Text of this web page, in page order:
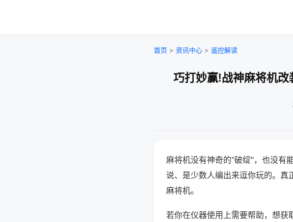
首页 > 资讯中心 > 遥控解读
巧打妙赢!战神麻将机
麻将机没有神奇的"破绽"，也没有
说、是少数人编出来逗你玩的。
麻将机。
若你在仪器使用上需要帮助，想获